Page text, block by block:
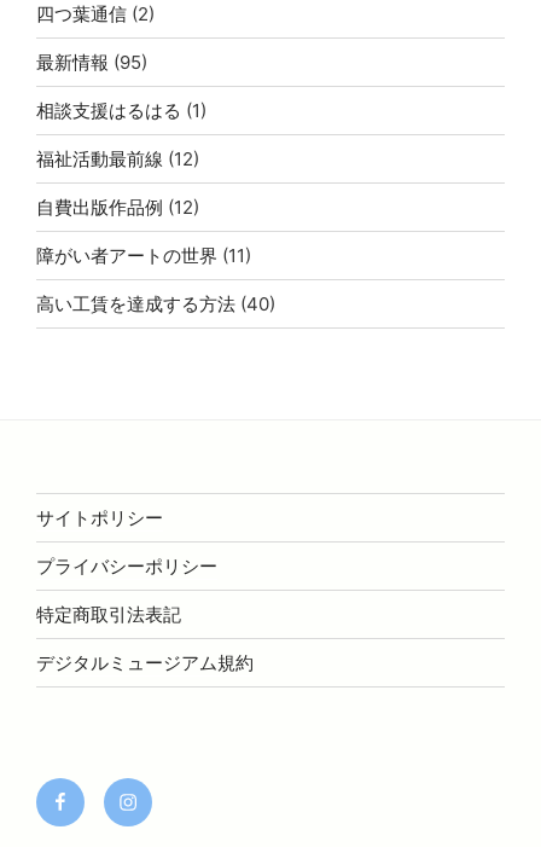
四つ葉通信 (2)
最新情報 (95)
相談支援はるはる (1)
福祉活動最前線 (12)
自費出版作品例 (12)
障がい者アートの世界 (11)
高い工賃を達成する方法 (40)
サイトポリシー
プライバシーポリシー
特定商取引法表記
デジタルミュージアム規約
facebookInstagram